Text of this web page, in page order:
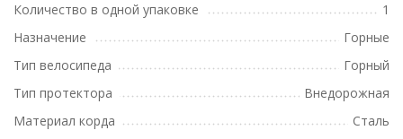
Количество в одной упаковке
1
Назначение
Горные
Тип велосипеда
Горный
Тип протектора
Внедорожная
Материал корда
Сталь